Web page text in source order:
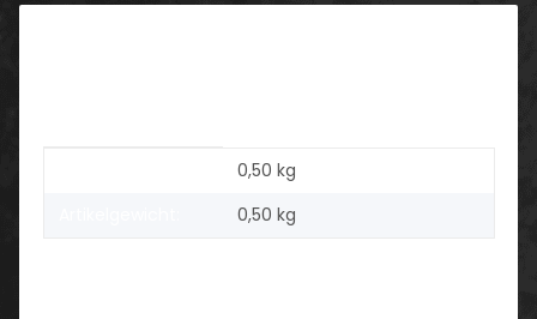
Produkteigenschaft0,50 kg
0,50 kg